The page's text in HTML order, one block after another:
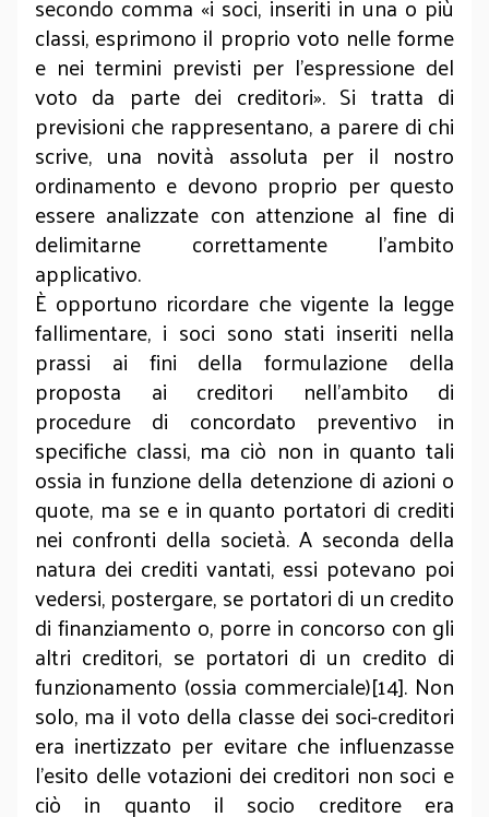
classi, esprimono il proprio voto nelle forme
e nei termini previsti per l’espressione del
voto da parte dei creditori». Si tratta di
previsioni che rappresentano, a parere di chi
scrive, una novità assoluta per il nostro
ordinamento e devono proprio per questo
essere analizzate con attenzione al fine di
delimitarne correttamente l’ambito
applicativo.
È opportuno ricordare che vigente la legge
fallimentare, i soci sono stati inseriti nella
prassi ai fini della formulazione della
proposta ai creditori nell’ambito di
procedure di concordato preventivo in
specifiche classi, ma ciò non in quanto tali
ossia in funzione della detenzione di azioni o
quote, ma se e in quanto portatori di crediti
nei confronti della società. A seconda della
natura dei crediti vantati, essi potevano poi
vedersi, postergare, se portatori di un credito
di finanziamento o, porre in concorso con gli
altri creditori, se portatori di un credito di
funzionamento (ossia commerciale)[14]. Non
solo, ma il voto della classe dei soci-creditori
era inertizzato per evitare che influenzasse
l’esito delle votazioni dei creditori non soci e
ciò in quanto il socio creditore era